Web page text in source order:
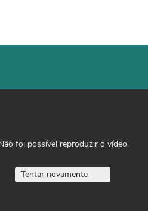
foi possível reproduzir o vídeo
Tentar novamente